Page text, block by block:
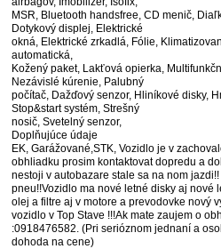
MSR, Bluetooth handsfree, CD menič,
Dotykový displej, Elektrické
okná, Elektrické zrkadlá, Fólie,
automatická,
Kožený paket, Lakťová opierka,
Nezávislé kúrenie, Palubný
počítač, Dažďový senzor, Hliníkové disky,
Stop&start systém, Strešný
nosič, Svetelný senzor,
Doplňujúce údaje
EK, Garážované,STK, Vozidlo je v
obhliadku prosim kontaktovat dopredu a
nestoji v autobazare stale sa na nom
pneu!!Vozidlo ma nové letné disky aj nové
olej a filtre aj v motore a prevodovke nový
vozidlo v Top Stave !!!Ak mate zaujem o
:0918476582. (Pri serióznom jednaní a
dohoda na cene)